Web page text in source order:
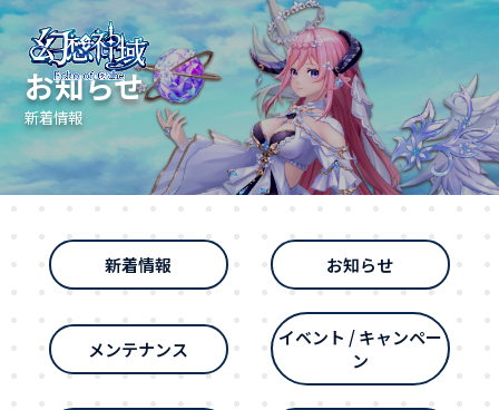
お知らせ
新着情報
新着情報 お知らせ
メンテナンス
イベント / キャンペー
ン